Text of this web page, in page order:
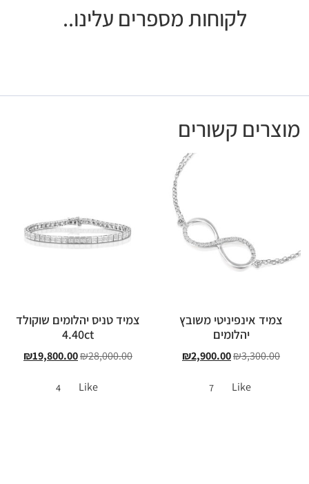
לקוחות מספרים עלינו..
מוצרים קשורים
צמיד אינפיניטי משובץ
יהלומים
₪3,300.00
₪2,900.00
Like
7
צמיד טניס יהלומים שוקולד
4.40ct
₪28,000.00
₪19,800.00
Like
4